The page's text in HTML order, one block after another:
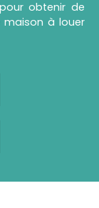
obtenir de
maison à louer